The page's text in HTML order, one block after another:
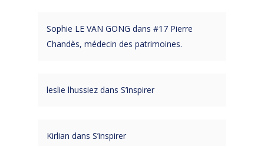
Sophie LE VAN GONG dans #17 Pierre
Chandès, médecin des patrimoines.
leslie lhussiez dans S’inspirer
Kirlian dans S’inspirer